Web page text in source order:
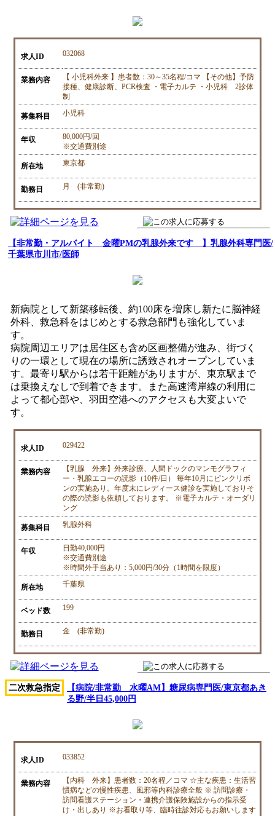
求人ID 032068
業務内容
【 小児科外来 】患者数：30～35名程/コマ 【その他】予防
接種、健康診断、PCR検査 ・電子カルテ ・小児科 2診体
制
募集科目 小児科
年収
80,000円/回
※交通費別途
所在地 東京都
勤務日 月 (非常勤)
【非常勤・アルバイト 金曜PMの乳腺外来です 】乳腺外科専門医/
千葉県市川市/医師
新病院として新築移転後、約100床を増床し新たに脳神経
外科、救急科をはじめとする救急部門も強化していま
す。
病院周辺エリアは居住区も含め区画整備が進み、街づく
りの一環として現在の場所に誘致されオープンしていま
す。最寄り駅からは若干距離がありますが、東京駅まで
は乗換えなしで到着できます。また高速湾岸線の利用に
よって都心部や、羽田空港へのアクセスも大変よいで
す。
求人ID 029422
業務内容
【乳腺 外来】外来診療、人間ドックのマンモグラフィ
ー・乳腺エコーの読影（10件/日） 毎年10月にピンクリボ
ンの実施あり。年度末にレディース健診を実施しておりそ
の際の読影も依頼しております。 ※電子カルテ・オーダリ
ング
募集科目 乳腺外科
年収
日勤40,000円
※交通費別途
※時間外手当あり：5,000円/30分（1時間を限度）
所在地 千葉県
ベッド数 199
勤務日 金 (非常勤)
二次救急指定
【病院/非常勤 水曜AM】糖尿病専門医/東京都あき
る野/半日45,000円
求人ID 033852
業務内容
【内科 外来】患者数：20名程／コマ ☆主な疾患：生活習
慣病などの慢性疾患、風邪等内科診療全般 ※ 訪問診療・
訪問看護ステーション・連携介護保険施設からの指示受
け・出しあり ※お看取り等、臨時往診対応もお願いします